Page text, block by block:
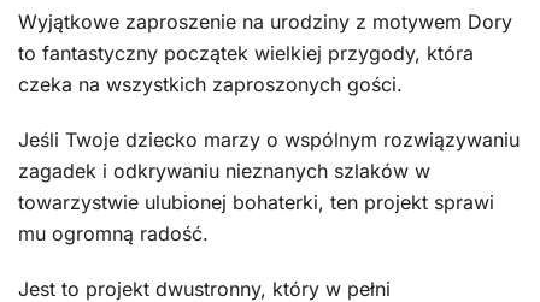
Wyjątkowe zaproszenie na urodziny z motywem Dory
to fantastyczny początek wielkiej przygody, która
czeka na wszystkich zaproszonych gości.
Jeśli Twoje dziecko marzy o wspólnym rozwiązywaniu
zagadek i odkrywaniu nieznanych szlaków w
towarzystwie ulubionej bohaterki, ten projekt sprawi
mu ogromną radość.
Jest to projekt dwustronny, który w pełni